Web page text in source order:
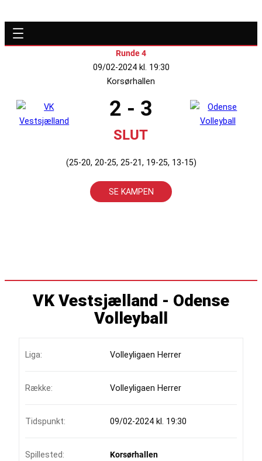
Runde 4
09/02-2024 kl. 19:30
Korsørhallen
2 - 3
SLUT
(25-20, 20-25, 25-21, 19-25, 13-15)
SE KAMPEN
VK Vestsjælland - Odense
Volleyball
Liga: Volleyligaen Herrer
Række: Volleyligaen Herrer
Tidspunkt: 09/02-2024 kl. 19:30
Spillested:
Korsørhallen